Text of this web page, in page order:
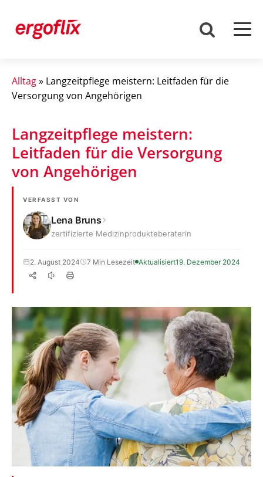
Alltag» Langzeitpflege meistern: Leitfaden für die
Versorgung von Angehörigen
Langzeitpflege meistern:
Leitfaden für die Versorgung
von Angehörigen
VERFASST VON
Lena Bruns
zertifizierte Medizinprodukteberaterin
2. August 2024 7 Min Lesezeit Aktualisiert19. Dezember 2024